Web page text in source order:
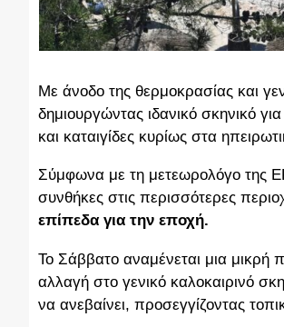
Με άνοδο της θερμοκρασίας και
δημιουργώντας ιδανικό σκηνικό
και καταιγίδες κυρίως στα
Σύμφωνα με τη μετεωρολόγο της
συνθήκες στις περισσότερες
επίπεδα για την εποχή.
Το Σάββατο αναμένεται μια
αλλαγή στο γενικό καλοκαιρινό
να ανεβαίνει, προσεγγίζοντας